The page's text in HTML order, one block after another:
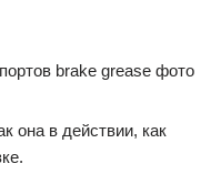
она в действии, как